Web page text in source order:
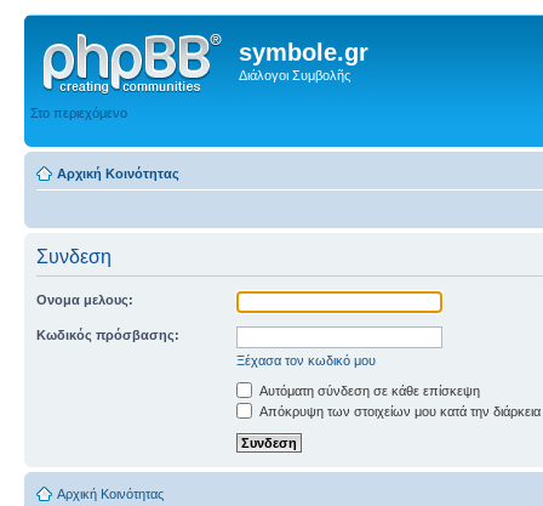
symbole.gr
Διάλογοι Συμβολῆς
Στο περιεχόμενο
Αρχική Κοινότητας
Συνδεση
Ονομα μελους:
Κωδικός πρόσβασης:
Ξέχασα τον κωδικό μου
Αυτόματη σύνδεση σε κάθε επίσκεψη
Απόκρυψη των στοιχείων μου κατά την
Αρχική Κοινότητας